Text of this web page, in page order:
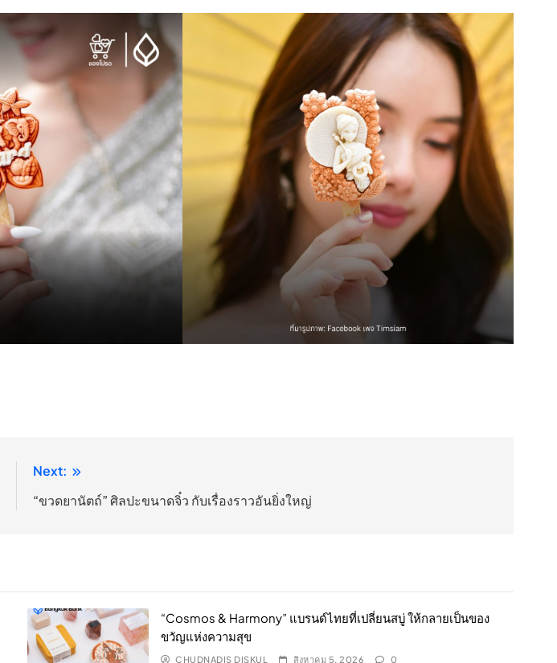
Next:
“ขวดยานัตถ์” ศิลปะขนาดจิ๋ว กับเรื่องราวอันยิ่งใหญ่
“Cosmos & Harmony” แบรนด์ไทยที่เปลี่ยนสบู่ ให้กลายเป็นของ
ขวัญแห่งความสุข
CHUDNADIS DISKUL สิงหาคม 5, 2026 0